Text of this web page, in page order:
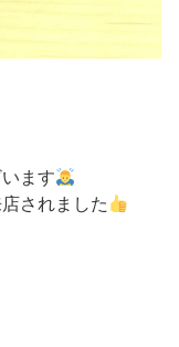
ます
されました